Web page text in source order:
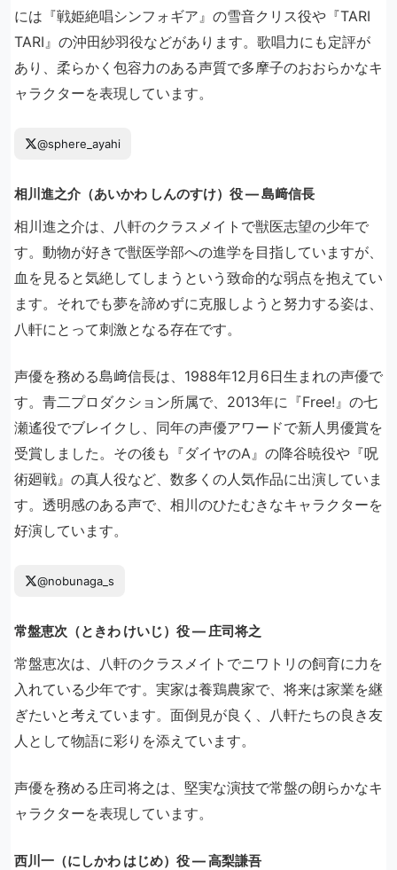
には『戦姫絶唱シンフォギア』の雪音クリス役や『TARI
TARI』の沖田紗羽役などがあります。歌唱力にも定評が
あり、柔らかく包容力のある声質で多摩子のおおらかなキ
ャラクターを表現しています。
@sphere_ayahi
相川進之介（あいかわ しんのすけ）役 ― 島﨑信長
相川進之介は、八軒のクラスメイトで獣医志望の少年で
す。動物が好きで獣医学部への進学を目指していますが、
血を見ると気絶してしまうという致命的な弱点を抱えてい
ます。それでも夢を諦めずに克服しようと努力する姿は、
八軒にとって刺激となる存在です。
声優を務める島﨑信長は、1988年12月6日生まれの声優で
す。青二プロダクション所属で、2013年に『Free!』の七
瀬遙役でブレイクし、同年の声優アワードで新人男優賞を
受賞しました。その後も『ダイヤのA』の降谷暁役や『呪
術廻戦』の真人役など、数多くの人気作品に出演していま
す。透明感のある声で、相川のひたむきなキャラクターを
好演しています。
@nobunaga_s
常盤恵次（ときわ けいじ）役 ― 庄司将之
常盤恵次は、八軒のクラスメイトでニワトリの飼育に力を
入れている少年です。実家は養鶏農家で、将来は家業を継
ぎたいと考えています。面倒見が良く、八軒たちの良き友
人として物語に彩りを添えています。
声優を務める庄司将之は、堅実な演技で常盤の朗らかなキ
ャラクターを表現しています。
西川一（にしかわ はじめ）役 ― 高梨謙吾